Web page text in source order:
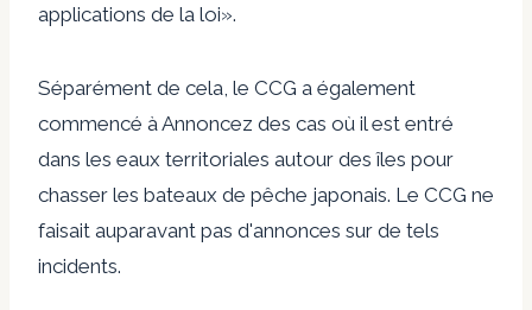
applications de la loi».
Séparément de cela, le CCG a également
commencé àAnnoncez des cas où il est entré
dans les eaux territoriales autour des îles pour
chasser les bateaux de pêche japonais. Le CCG ne
faisait auparavant pas d'annonces sur de tels
incidents.